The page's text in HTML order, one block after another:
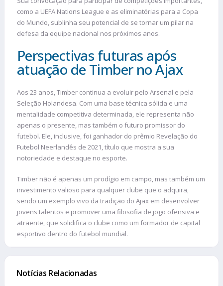
como a UEFA Nations League e as eliminatórias para a Copa
do Mundo, sublinha seu potencial de se tornar um pilar na
defesa da equipe nacional nos próximos anos.
Perspectivas futuras após
atuação de Timber no Ajax
Aos 23 anos, Timber continua a evoluir pelo Arsenal e pela
Seleção Holandesa. Com uma base técnica sólida e uma
mentalidade competitiva determinada, ele representa não
apenas o presente, mas também o futuro promissor do
futebol. Ele, inclusive, foi ganhador do prêmio Revelação do
Futebol Neerlandês de 2021, título que mostra a sua
notoriedade e destaque no esporte.
Timber não é apenas um prodígio em campo, mas também um
investimento valioso para qualquer clube que o adquira,
sendo um exemplo vivo da tradição do Ajax em desenvolver
jovens talentos e promover uma filosofia de jogo ofensiva e
atraente, que solidifica o clube como um formador de capital
esportivo dentro do futebol mundial.
Notícias Relacionadas